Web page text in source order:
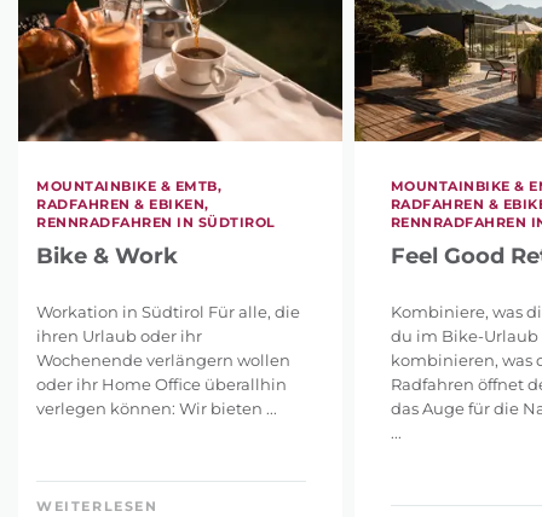
MOUNTAINBIKE & EMTB,
RADFAHREN & EBIKEN,
RENNRADFAHREN IN SÜDTIROL
Bike & Work
Workation in Südtirol Für alle, die
ihren Urlaub oder ihr
Wochenende verlängern wollen
oder ihr Home Office überallhin
verlegen können: Wir bieten ...
WEITERLESEN
MOUNTAINBIKE &
RADFAHREN &
RENNRADFAHREN
Feel Good
Kombiniere, was
du im Bike-Urlaub
kombinieren, was
Radfahren öffnet
das Auge für die
...